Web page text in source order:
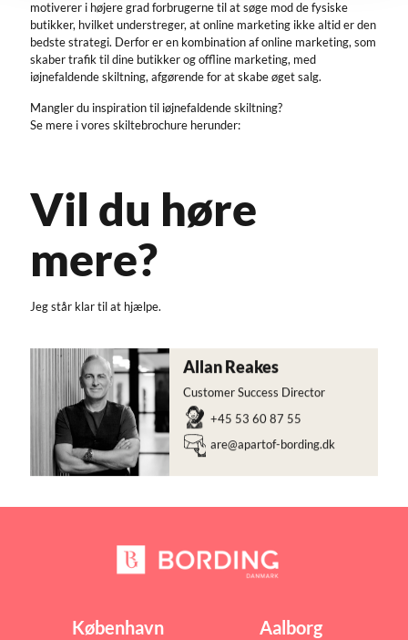
motiverer i højere grad forbrugerne til at søge mod de fysiske
butikker, hvilket understreger, at online marketing ikke altid er den
bedste strategi. Derfor er en kombination af online marketing, som
skaber trafik til dine butikker og offline marketing, med
iøjnefaldende skiltning, afgørende for at skabe øget salg.
Mangler du inspiration til iøjnefaldende skiltning?
Se mere i vores skiltebrochure herunder:
Vil du høre
mere?
Jeg står klar til at hjælpe.
AllanReakes
Customer Success Director
+45 53 60 87 55
are@apartof-bording.dk
København Aalborg